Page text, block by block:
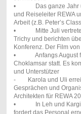
• Das ganze Jahr
und Reiseleiter REWA
Arbeit (z.B. Peter’s
• Mitte Juli vertreten
Trichy und berichten
Konferenz. Der Film
• Anfangs August
Choklamsar statt. Es
und Unterstützer
- Karola und Uli
Gesprächen und
Architekten für REWA
• In Leh und Kargil